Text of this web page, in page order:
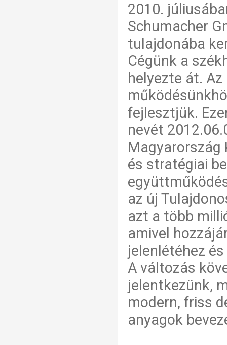
2010.
Schumacher
tulajdonába
Cégünk a
helyezte át.
fejlesztjük.
nevét
Magyarország
és stratégiai
az új
azt a több
amivel
jelenlétéhez
A változás
jelentkezünk,
modern, friss
anyagok